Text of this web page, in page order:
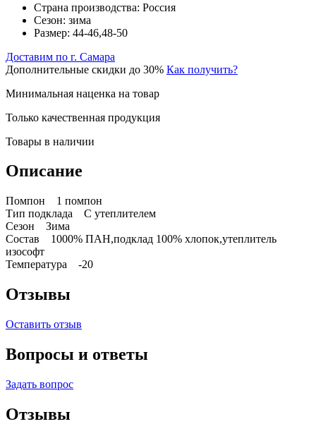
Страна производства: Россия
Сезон: зима
Размер: 44-46,48-50
Доставим по г. Самара
Дополнительные скидки до 30% Как получить?
Минимальная наценка на товар
Только качественная продукция
Товары в наличии
Описание
Помпон 1 помпон
Тип подклада С утеплителем
Сезон Зима
Состав 1000% ПАН,подклад 100% хлопок,утеплитель
изософт
Температура -20
Отзывы
Оставить отзыв
Вопросы и ответы
Задать вопрос
Отзывы